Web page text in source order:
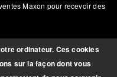
Maxon pour recevoir des
des nouvelles et autres
ordinateur. Ces cookies
sur la façon dont vous